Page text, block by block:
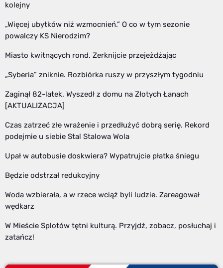
kolejny
„Więcej ubytków niż wzmocnień.” O co w tym sezonie
powalczy KS Nierodzim?
Miasto kwitnących rond. Zerknijcie przejeżdżając
„Syberia” zniknie. Rozbiórka ruszy w przyszłym tygodniu
Zaginął 82-latek. Wyszedł z domu na Złotych Łanach
[AKTUALIZACJA]
Czas zatrzeć złe wrażenie i przedłużyć dobrą serię. Rekord
podejmie u siebie Stal Stalowa Wola
Upał w autobusie doskwiera? Wypatrujcie płatka śniegu
Będzie odstrzał redukcyjny
Woda wzbierała, a w rzece wciąż byli ludzie. Zareagował
wędkarz
W Mieście Splotów tętni kulturą. Przyjdź, zobacz, posłuchaj i
zatańcz!